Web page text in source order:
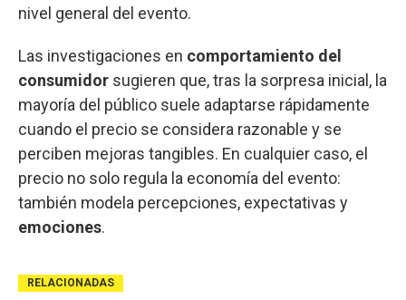
nivel general del evento.
Las investigaciones en comportamiento del
consumidor sugieren que, tras la sorpresa inicial, la
mayoría del público suele adaptarse rápidamente
cuando el precio se considera razonable y se
perciben mejoras tangibles. En cualquier caso, el
precio no solo regula la economía del evento:
también modela percepciones, expectativas y
emociones.
RELACIONADAS